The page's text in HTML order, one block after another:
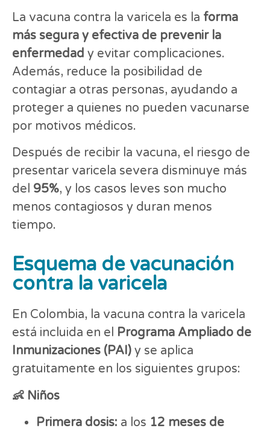
La vacuna contra la varicela es la forma
más segura y efectiva de prevenir la
enfermedad y evitar complicaciones.
Además, reduce la posibilidad de
contagiar a otras personas, ayudando a
proteger a quienes no pueden vacunarse
por motivos médicos.
Después de recibir la vacuna, el riesgo de
presentar varicela severa disminuye más
del 95%, y los casos leves son mucho
menos contagiosos y duran menos
tiempo.
Esquema de vacunación
contra la varicela
En Colombia, la vacuna contra la varicela
está incluida en el Programa Ampliado de
Inmunizaciones (PAI) y se aplica
gratuitamente en los siguientes grupos:
👶 Niños
Primera dosis: a los 12 meses de